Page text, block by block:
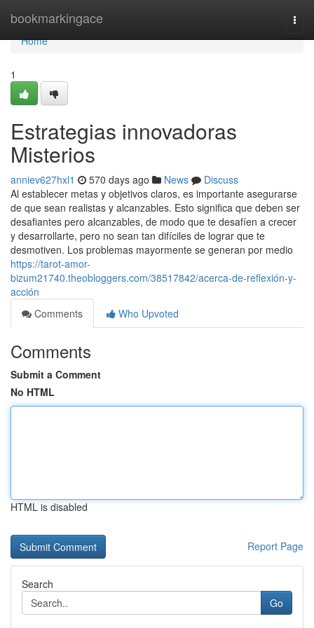
bookmarkingace
Home
Home
1
Estrategias innovadoras
Misterios
anniev627hxl1 570 days ago News
Discuss
Al establecer metas y objetivos claros, es importante asegurarse
de que sean realistas y alcanzables. Esto significa que deben ser
desafiantes pero alcanzables, de modo que te desafíen a crecer
y desarrollarte, pero no sean tan difíciles de lograr que te
desmotiven. Los problemas mayormente se generan por medio
https://tarot-amor-
bizum21740.theobloggers.com/38517842/acerca-de-reflexión-y-
acción
Comments
Who Upvoted
Comments
Submit a Comment
No HTML
HTML is disabled
Report Page
Search
Go